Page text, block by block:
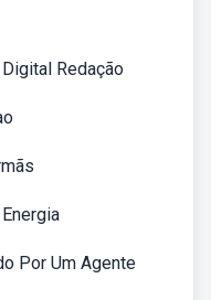
Redação
Por Um Agente